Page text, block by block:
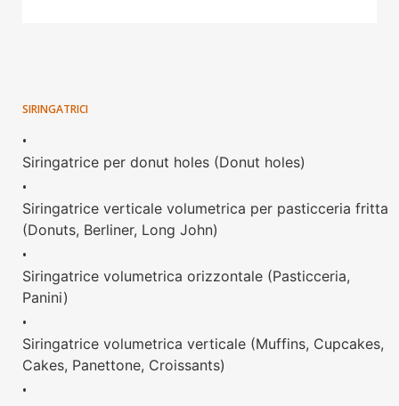
SIRINGATRICI
•
Siringatrice per donut holes (Donut holes)
•
Siringatrice verticale volumetrica per pasticceria fritta
(Donuts, Berliner, Long John)
•
Siringatrice volumetrica orizzontale (Pasticceria,
Panini)
•
Siringatrice volumetrica verticale (Muffins, Cupcakes,
Cakes, Panettone, Croissants)
•